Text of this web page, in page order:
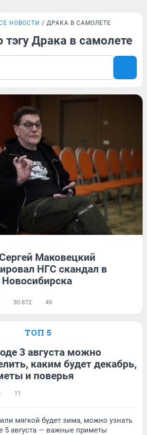
НОВОСТИ ДРАКА В САМОЛЕТЕ
тэгу Драка в самолете
Маковецкий
НГС скандал в
30 872 49
ТОП 5
3 августа можно
каким будет декабрь,
и поверья
11
мягкой будет зима, можно узнать
5 августа — важные приметы